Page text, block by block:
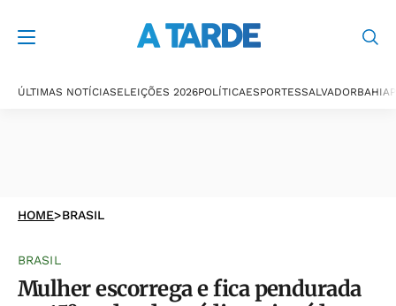
ÚLTIMAS NOTÍCIASELEIÇÕES 2026POLÍTICAESPORTESSALVADORBAHIA
HOME>BRASIL
BRASIL
Mulher escorrega e fica pendurada